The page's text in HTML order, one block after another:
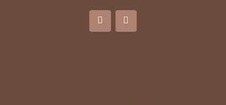
F
a
I
n